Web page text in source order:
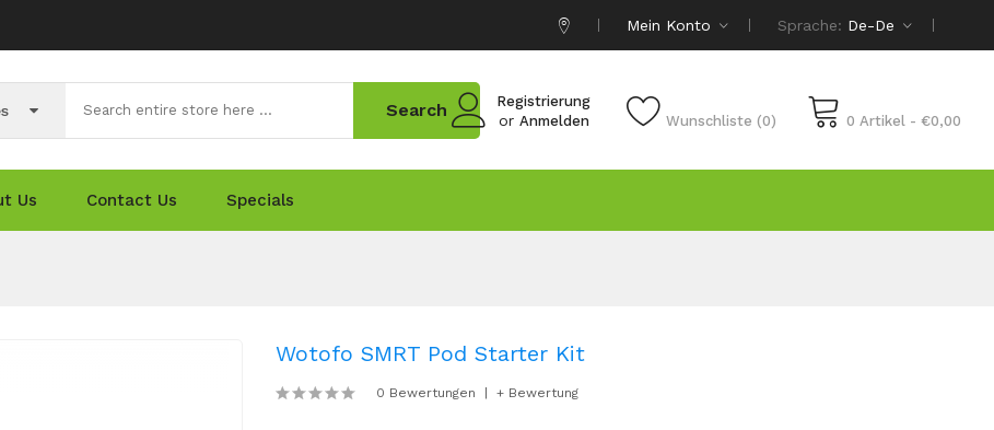
Mein Konto Sprache: De-De
Registrierung
or Anmelden Wunschliste (0) 0 Artikel - €0,00
Search
Us Contact Us Specials
Wotofo SMRT Pod Starter Kit
0 Bewertungen + Bewertung